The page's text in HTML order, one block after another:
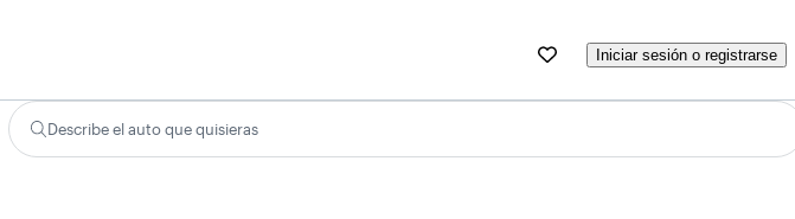
Iniciar sesión o registrarse
Describe el auto que quisieras